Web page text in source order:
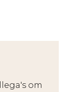
om